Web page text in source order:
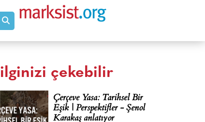
ilginizi çekebilir
Çerçeve Yasa: Tarihsel Bir
Eşik | Perspektifler - Şenol
Karakaş anlatıyor